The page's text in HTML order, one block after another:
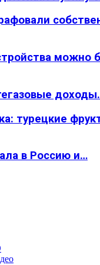
можно
турецкие
в Россию и…